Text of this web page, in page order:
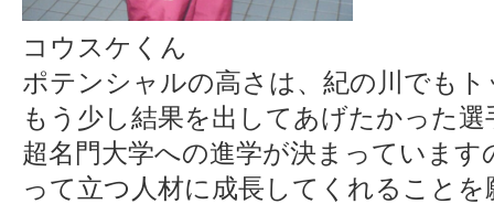
コウスケくん
ポテンシャルの高さは、紀の川でも
もう少し結果を出してあげたかった選
超名門大学への進学が決まっています
って立つ人材に成長してくれることを